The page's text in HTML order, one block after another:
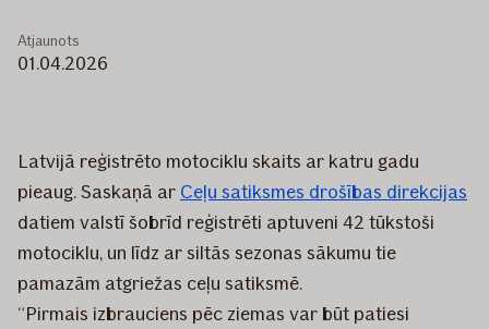
Atjaunots
01.04.2026
Latvijā reģistrēto motociklu skaits ar katru gadu
pieaug. Saskaņā ar Ceļu satiksmes drošības direkcijas
datiem valstī šobrīd reģistrēti aptuveni 42 tūkstoši
motociklu, un līdz ar siltās sezonas sākumu tie
pamazām atgriežas ceļu satiksmē.
“Pirmais izbrauciens pēc ziemas var būt patiesi